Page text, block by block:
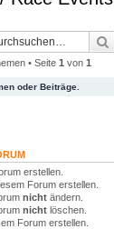
• Seite 1 von 1
oder Beiträge.
erstellen.
Forum erstellen.
nicht ändern.
nicht löschen.
Forum erstellen.